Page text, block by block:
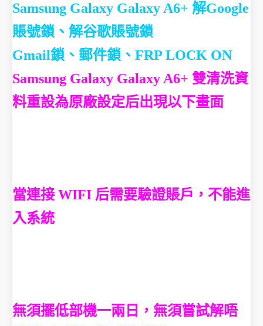
Samsung Galaxy Galaxy A6+ 解Google
賬號鎖、解谷歌賬號鎖
Gmail鎖、郵件鎖、FRP LOCK ON
Samsung Galaxy Galaxy A6+ 雙清洗資
料重設為原廠設定后出現以下畫面
當連接 WIFI 后需要驗證賬戶，不能進
入系統
無須擺低部機一兩日，無須嘗試解唔